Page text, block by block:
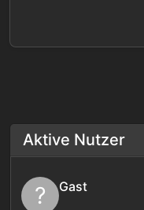
Aktive Nutzer
? Gast